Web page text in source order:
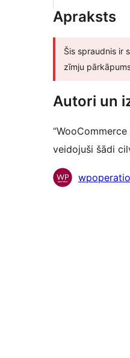
Apraksts
Šis spraudnis ir
zīmju
Autori un
veidojuši šādi
Līdzdalībnieki